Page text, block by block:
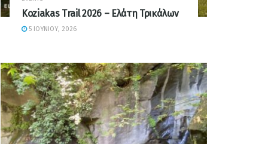
Koziakas Trail 2026 – Ελάτη Τρικάλων
5 ΙΟΥΝΊΟΥ, 2026